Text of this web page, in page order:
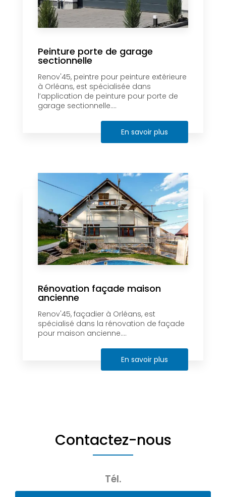
Peinture porte de garage
sectionnelle
Renov'45, peintre pour peinture extérieure
à Orléans, est spécialisée dans
l’application de peinture pour porte de
garage sectionnelle....
En savoir plus
Rénovation façade maison
ancienne
Renov'45, façadier à Orléans, est
spécialisé dans la rénovation de façade
pour maison ancienne....
En savoir plus
Contactez-nous
Tél.